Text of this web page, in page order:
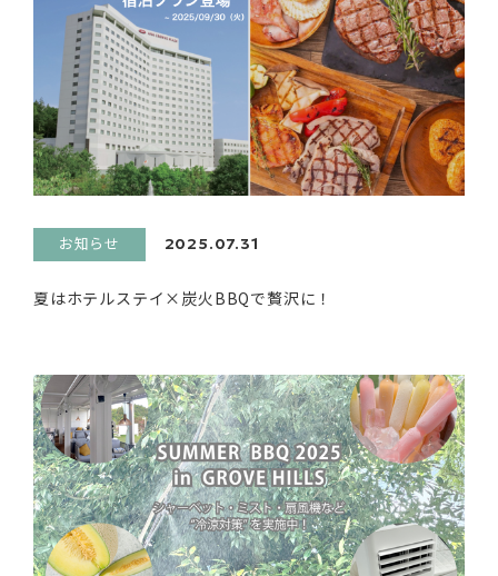
お知らせ 2025.07.31
夏はホテルステイ×炭火BBQで贅沢に！